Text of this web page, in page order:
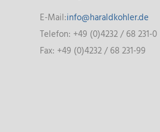
E-Mail:info@haraldkohler.de
Telefon: +49 (0)4232 / 68 231-0
Fax: +49 (0)4232 / 68 231-99